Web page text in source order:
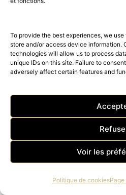
To provide the best experiences, we
store and/or access device information.
technologies will allow us to process
unique IDs on this site. Failure to
adversely affect certain features and
Voir les
Politique de cookies
DESSANGE
collection beauté,
maquillage
Festival de Cannes depuis les